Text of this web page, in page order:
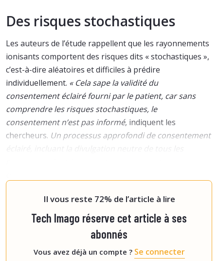
Des risques stochastiques
Les auteurs de l’étude rappellent que les rayonnements
ionisants comportent des risques dits « stochastiques »,
c’est-à-dire aléatoires et difficiles à prédire
individuellement. « Cela sape la validité du
consentement éclairé fourni par le patient, car sans
comprendre les risques stochastiques, le
consentement n’est pas informé, indiquent les
chercheurs. Un processus approfondi de consentement
éclairé, incluant la divulgation neutre de tous les
Il vous reste 72% de l’article à lire
Tech Imago réserve cet article à ses
abonnés
Vous avez déjà un compte ? Se connecter